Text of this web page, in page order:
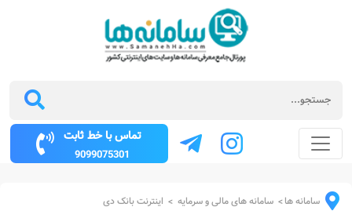
تماس با خط ثابت
9099075301
سامانه ها> سامانه های مالی و سرمایه > اینترنت بانک دی